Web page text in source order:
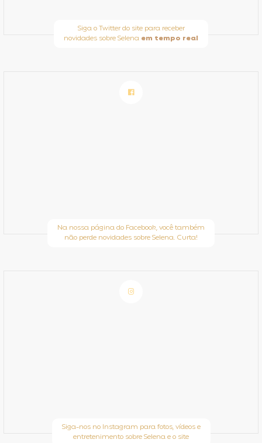
Siga o Twitter do site para receber
novidades sobre Selena em tempo real
Na nossa página do Facebook, você também
não perde novidades sobre Selena. Curta!
Siga-nos no Instagram para fotos, vídeos e
entretenimento sobre Selena e o site